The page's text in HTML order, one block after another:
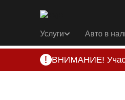
Услуги Авто в
ВНИМАНИЕ!